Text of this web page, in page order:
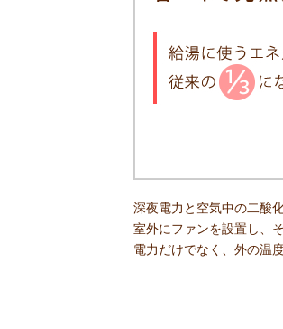
深夜電力と空気中の二酸
室外にファンを設置し、
電力だけでなく、外の温